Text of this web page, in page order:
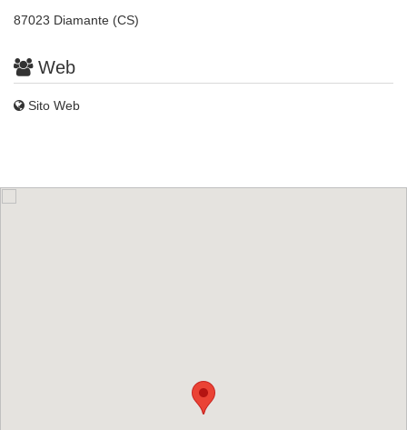
87023 Diamante (CS)
Web
Sito Web